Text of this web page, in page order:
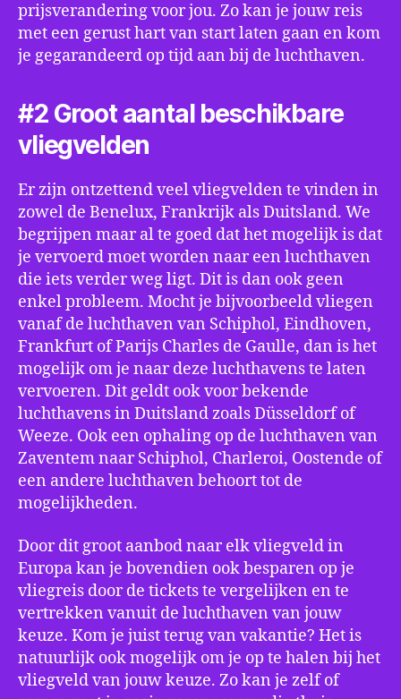
prijsverandering voor jou. Zo kan je jouw reis
met een gerust hart van start laten gaan en kom
je gegarandeerd op tijd aan bij de luchthaven.
#2 Groot aantal beschikbare
vliegvelden
Er zijn ontzettend veel vliegvelden te vinden in
zowel de Benelux, Frankrijk als Duitsland. We
begrijpen maar al te goed dat het mogelijk is dat
je vervoerd moet worden naar een luchthaven
die iets verder weg ligt. Dit is dan ook geen
enkel probleem. Mocht je bijvoorbeeld vliegen
vanaf de luchthaven van Schiphol, Eindhoven,
Frankfurt of Parijs Charles de Gaulle, dan is het
mogelijk om je naar deze luchthavens te laten
vervoeren. Dit geldt ook voor bekende
luchthavens in Duitsland zoals Düsseldorf of
Weeze. Ook een ophaling op de luchthaven van
Zaventem naar Schiphol, Charleroi, Oostende of
een andere luchthaven behoort tot de
mogelijkheden.
Door dit groot aanbod naar elk vliegveld in
Europa kan je bovendien ook besparen op je
vliegreis door de tickets te vergelijken en te
vertrekken vanuit de luchthaven van jouw
keuze. Kom je juist terug van vakantie? Het is
natuurlijk ook mogelijk om je op te halen bij het
vliegveld van jouw keuze. Zo kan je zelf of